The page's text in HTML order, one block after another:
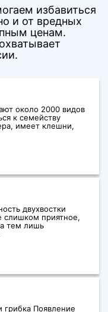
избавиться
и от вредных
ценам.
около 2000 видов
к семейству
имеет клешни,
двухвостки
слишком приятное,
тем лишь
грибка Появление